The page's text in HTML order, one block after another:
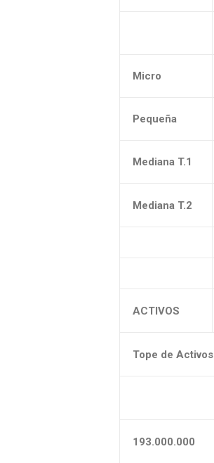
Micro
Pequeña
Mediana T.1
Mediana T.2
ACTIVOS
Tope de Activos
193.000.000